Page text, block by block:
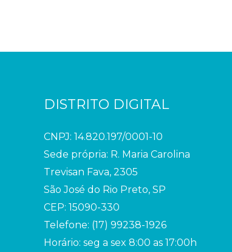
DISTRITO DIGITAL
CNPJ: 14.820.197/0001-10
Sede própria: R. Maria Carolina
Trevisan Fava, 2305
São José do Rio Preto, SP
CEP: 15090-330
Telefone: (17) 99238-1926
Horário: seg a sex 8:00 as 17:00h